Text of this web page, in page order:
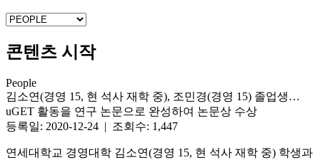
콘텐츠 시작
People
김소연(경영 15, 현 석사 재학 중), 조민경(경영 15) 졸업생…
uGET 활동을 연구 논문으로 완성하여 논문상 수상
등록일: 2020-12-24 | 조회수: 1,447
연세대학교 경영대학 김소연(경영 15, 현 석사 재학 중) 학생과